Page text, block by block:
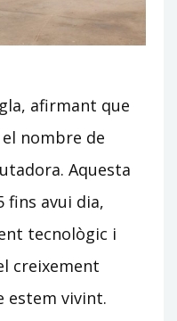
afirmant que
nombre de
Aquesta
fins avui dia,
tecnològic i
creixement
estem vivint.